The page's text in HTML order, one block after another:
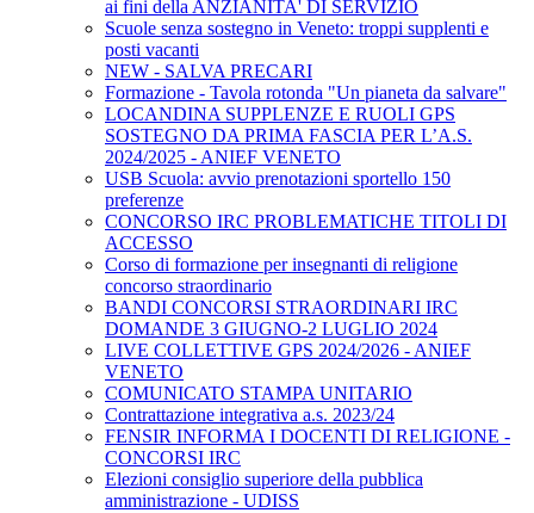
ai fini della ANZIANITA' DI SERVIZIO
Scuole senza sostegno in Veneto: troppi supplenti e
posti vacanti
NEW - SALVA PRECARI
Formazione - Tavola rotonda "Un pianeta da salvare"
LOCANDINA SUPPLENZE E RUOLI GPS
SOSTEGNO DA PRIMA FASCIA PER L’A.S.
2024/2025 - ANIEF VENETO
USB Scuola: avvio prenotazioni sportello 150
preferenze
CONCORSO IRC PROBLEMATICHE TITOLI DI
ACCESSO
Corso di formazione per insegnanti di religione
concorso straordinario
BANDI CONCORSI STRAORDINARI IRC
DOMANDE 3 GIUGNO-2 LUGLIO 2024
LIVE COLLETTIVE GPS 2024/2026 - ANIEF
VENETO
COMUNICATO STAMPA UNITARIO
Contrattazione integrativa a.s. 2023/24
FENSIR INFORMA I DOCENTI DI RELIGIONE -
CONCORSI IRC
Elezioni consiglio superiore della pubblica
amministrazione - UDISS